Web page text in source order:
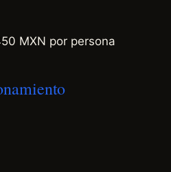
MXN por persona